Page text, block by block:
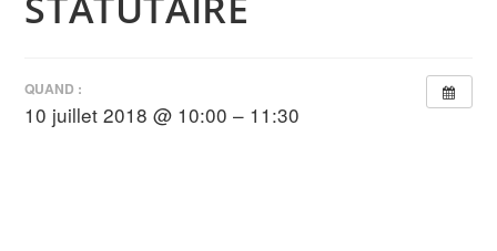
QUAND :
10 juillet 2018 @ 10:00 – 11:30